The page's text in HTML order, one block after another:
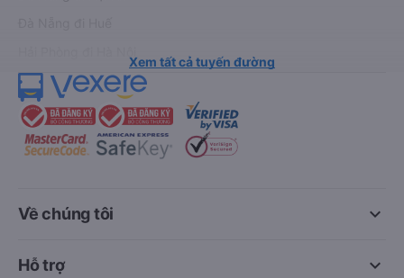
Xem tất cả tuyến đường
keyboard_arrow_down
Về chúng tôi
keyboard_arrow_down
Hỗ trợ